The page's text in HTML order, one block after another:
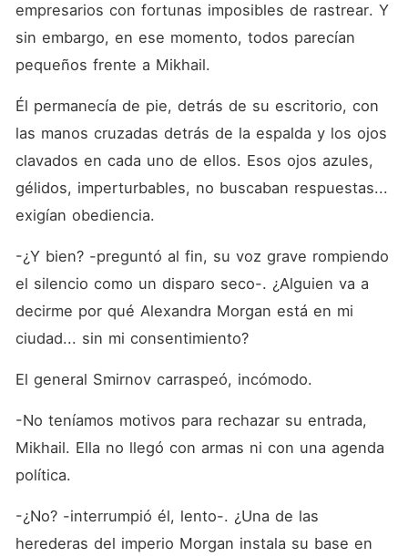
empresarios con fortunas imposibles de rastrear. Y
sin embargo, en ese momento, todos parecían
pequeños frente a Mikhail.
Él permanecía de pie, detrás de su escritorio, con
las manos cruzadas detrás de la espalda y los ojos
clavados en cada uno de ellos. Esos ojos azules,
gélidos, imperturbables, no buscaban respuestas...
exigían obediencia.
-¿Y bien? -preguntó al fin, su voz grave rompiendo
el silencio como un disparo seco-. ¿Alguien va a
decirme por qué Alexandra Morgan está en mi
ciudad... sin mi consentimiento?
El general Smirnov carraspeó, incómodo.
-No teníamos motivos para rechazar su entrada,
Mikhail. Ella no llegó con armas ni con una agenda
política.
-¿No? -interrumpió él, lento-. ¿Una de las
herederas del imperio Morgan instala su base en